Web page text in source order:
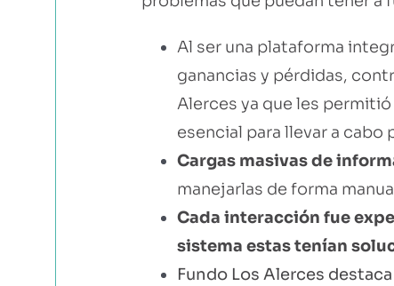
Al ser una plataforma
ganancias y pérdidas,
Alerces ya que les permitió
esencial para llevar a
Cargas masivas de
manejarlas de forma
Cada interacción fue
sistema estas tenían
Fundo Los Alerces